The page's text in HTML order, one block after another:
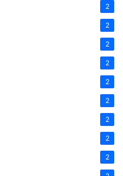
2
2
2
2
2
2
2
2
2